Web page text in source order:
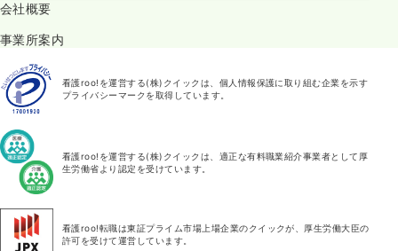
会社概要
事業所案内
看護roo!を運営する(株)クイックは、個人情報保護に取り組む企業を示す
プライバシーマークを取得しています。
看護roo!を運営する(株)クイックは、適正な有料職業紹介事業者として厚
生労働省より認定を受けています。
看護roo!転職は東証プライム市場上場企業のクイックが、厚生労働大臣の
許可を受けて運営しています。